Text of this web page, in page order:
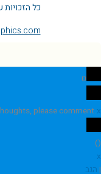
כל
0
please comment.x
(
)
x
| הגב